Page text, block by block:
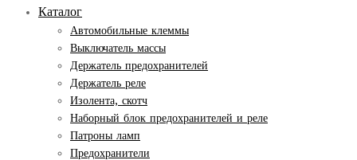
Каталог
Автомобильные клеммы
Выключатель массы
Держатель предохранителей
Держатель реле
Изолента, скотч
Наборный блок предохранителей и реле
Патроны ламп
Предохранители